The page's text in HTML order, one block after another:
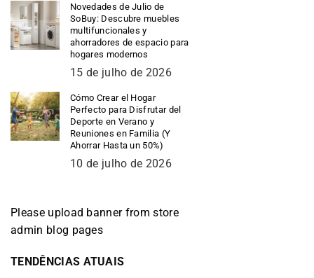
Novedades de Julio de
SoBuy: Descubre muebles
multifuncionales y
ahorradores de espacio para
hogares modernos
15 de julho de 2026
Cómo Crear el Hogar
Perfecto para Disfrutar del
Deporte en Verano y
Reuniones en Familia (Y
Ahorrar Hasta un 50%)
10 de julho de 2026
Please upload banner from store
admin blog pages
TENDÊNCIAS ATUAIS